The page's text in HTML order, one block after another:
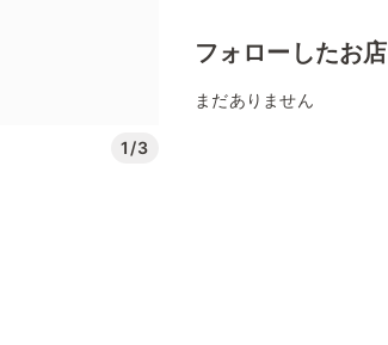
1/3
フォローしたお店
まだありません